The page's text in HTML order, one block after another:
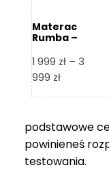
Materac
Rumba –
1 999 zł – 3
999 złZakres
1
999 zł
do
podstawowe
powinieneś
testowania.